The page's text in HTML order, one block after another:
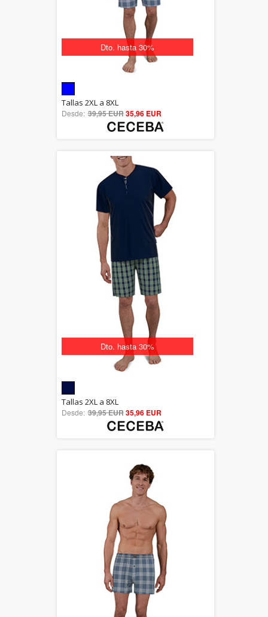
Dto. hasta 30%
5.00
out of 5
Tallas 2XL a 8XL
Desde: 39,95 EUR35,96 EUR
Dto. hasta 30%
5.00
out of 5
Tallas 2XL a 8XL
Desde: 39,95 EUR35,96 EUR